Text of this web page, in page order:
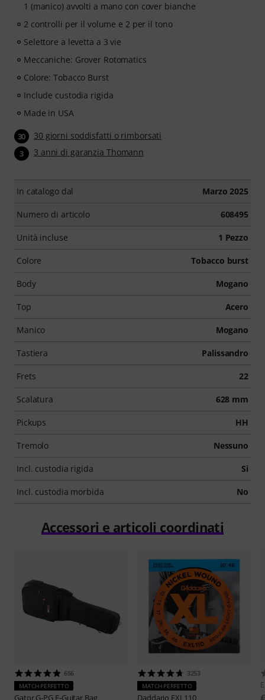
1 (manico) avvolti a mano con cover bianche
2 controlli per il volume e 2 per il tono
Selettore a levetta a 3 vie
Meccaniche: Grover Rotomatics
Colore: Tobacco Burst
Include custodia rigida
Made in USA
30 30 giorni soddisfatti o rimborsati
3 3 anni di garanzia Thomann
In catalogo dal Marzo 2025
Numero di articolo 608495
Unità incluse 1 Pezzo
Colore Tobacco burst
Body Mogano
Top Acero
Manico Mogano
Tastiera Palissandro
Frets 22
Scalatura 628 mm
Pickups HH
Tremolo Nessuno
Incl. custodia rigida Si
Incl. custodia morbida No
Accessori e articoli coordinati
656
MATCH PERFETTO
GatorG-PG E-Guitar Bag
3253
MATCH PERFETTO
Daddario EXL110